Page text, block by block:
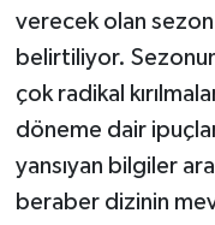
verecek olan sezon
belirtiliyor.
çok radikal
döneme dair
yansıyan bilgiler
beraber dizinin